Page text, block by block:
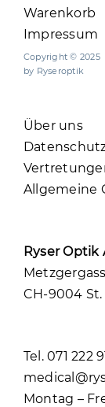
Warenkorb
Impressum
Copyright © 2025
by Ryseroptik
Über uns
Allgemeine
Ryser Optik
CH-9004 St.
Tel. 071 222
Montag –